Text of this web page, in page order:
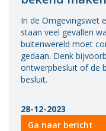
Fotoalbums
Opleidingen
Over
BWT
Vacatures
In de Omgevingswet
staan veel gevallen
buitenwereld moet
gedaan. Denk
ontwerpbesluit of de
besluit.
28-12-2023
Ga naar bericht